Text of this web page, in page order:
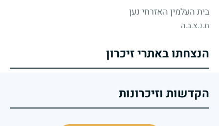
בית העלמין האזרחי נען
ת.נ.צ.ב.ה
הנצחתו באתרי זיכרון
הקדשות וזיכרונות